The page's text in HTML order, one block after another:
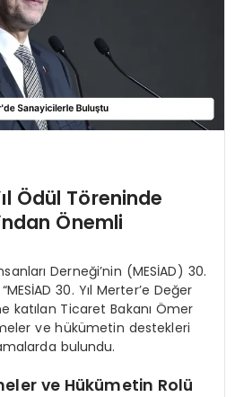
Ödül Töreninde
Önemli
Derneği’nin (MESİAD) 30.
30. Yıl Merter’e Değer
katılan Ticaret Bakanı Ömer
ve hükümetin destekleri
bulundu.
ve Hükümetin Rolü